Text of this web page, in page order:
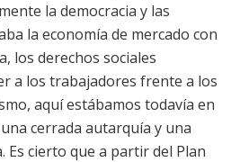
la democracia y las
la economía de mercado con
los derechos sociales
a los trabajadores frente a los
aquí estábamos todavía en
cerrada autarquía y una
Es cierto que a partir del Plan